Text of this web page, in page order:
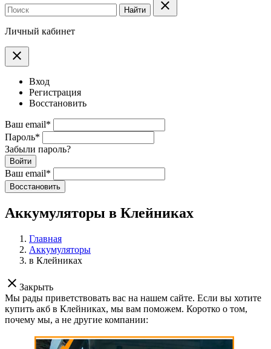
Найти clear
Личный кабинет
clear
Вход
Регистрация
Восстановить
Ваш email*
Пароль*
Забыли пароль?
Войти
Ваш email*
Воcстановить
Аккумуляторы в Клейниках
Главная
Аккумуляторы
в Клейниках
clear Закрыть
Мы рады приветствовать вас на нашем сайте. Если вы хотите
купить акб в Клейниках, мы вам поможем. Коротко о том,
почему мы, а не другие компании: